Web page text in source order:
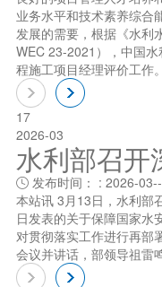
业务水平和技术素养综合
发展的需要，根据《水利
WEC 23-2021），中国
程施工项目经理评价工作
17
2026-03
水利部召开
发布时间： : 2026-
本站讯 3月13日，水利部
日发表的关于保障国家水
对贯彻落实工作进行再部
会议并讲话，部领导祖雷